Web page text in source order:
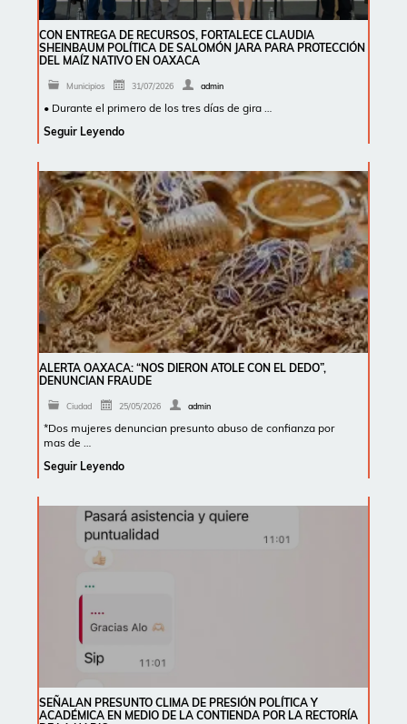
CON ENTREGA DE RECURSOS, FORTALECE CLAUDIA
SHEINBAUM POLÍTICA DE SALOMÓN JARA PARA PROTECCIÓN
DEL MAÍZ NATIVO EN OAXACA
Municipios 31/07/2026 admin
• Durante el primero de los tres días de gira …
Seguir Leyendo
ALERTA OAXACA: “NOS DIERON ATOLE CON EL DEDO”,
DENUNCIAN FRAUDE
Ciudad 25/05/2026 admin
*Dos mujeres denuncian presunto abuso de confianza por
mas de …
Seguir Leyendo
SEÑALAN PRESUNTO CLIMA DE PRESIÓN POLÍTICA Y
ACADÉMICA EN MEDIO DE LA CONTIENDA POR LA RECTORÍA